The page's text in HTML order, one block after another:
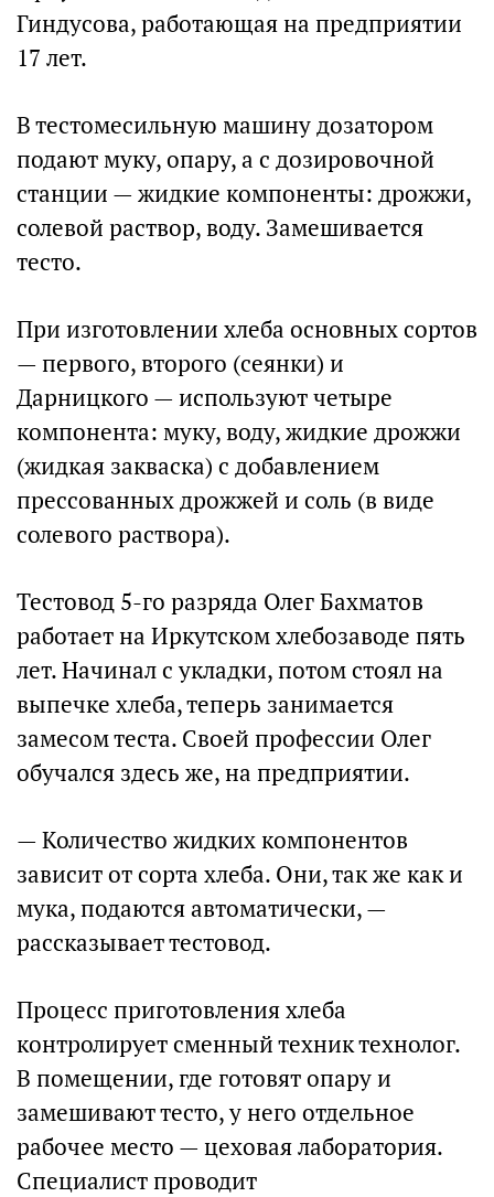
Гиндусова, работающая на предприятии
17 лет.
В тестомесильную машину дозатором
подают муку, опару, а с дозировочной
станции — жидкие компоненты: дрожжи,
солевой раствор, воду. Замешивается
тесто.
При изготовлении хлеба основных сортов
— первого, второго (сеянки) и
Дарницкого — используют четыре
компонента: муку, воду, жидкие дрожжи
(жидкая закваска) с добавлением
прессованных дрожжей и соль (в виде
солевого раствора).
Тестовод 5-го разряда Олег Бахматов
работает на Иркутском хлебозаводе пять
лет. Начинал с укладки, потом стоял на
выпечке хлеба, теперь занимается
замесом теста. Своей профессии Олег
обучался здесь же, на предприятии.
— Количество жидких компонентов
зависит от сорта хлеба. Они, так же как и
мука, подаются автоматически, —
рассказывает тестовод.
Процесс приготовления хлеба
контролирует сменный техник технолог.
В помещении, где готовят опару и
замешивают тесто, у него отдельное
рабочее место — цеховая лаборатория.
Специалист проводит